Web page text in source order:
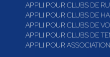
APPLI POUR CLUBS DE
APPLI POUR CLUBS DE
APPLI POUR CLUBS DE
APPLI POUR CLUBS DE
APPLI POUR